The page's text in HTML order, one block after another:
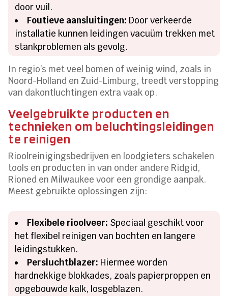
door vuil.
Foutieve aansluitingen: Door verkeerde
installatie kunnen leidingen vacuüm trekken met
stankproblemen als gevolg.
In regio’s met veel bomen of weinig wind, zoals in
Noord-Holland en Zuid-Limburg, treedt verstopping
van dakontluchtingen extra vaak op.
Veelgebruikte producten en
technieken om beluchtingsleidingen
te reinigen
Rioolreinigingsbedrijven en loodgieters schakelen
tools en producten in van onder andere Ridgid,
Rioned en Milwaukee voor een grondige aanpak.
Meest gebruikte oplossingen zijn:
Flexibele rioolveer: Speciaal geschikt voor
het flexibel reinigen van bochten en langere
leidingstukken.
Persluchtblazer: Hiermee worden
hardnekkige blokkades, zoals papierproppen en
opgebouwde kalk, losgeblazen.